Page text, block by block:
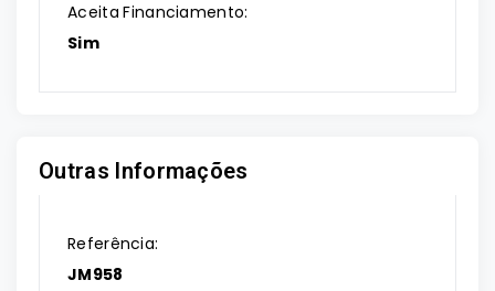
Aceita Financiamento:
Sim
Outras Informações
Referência:
JM958